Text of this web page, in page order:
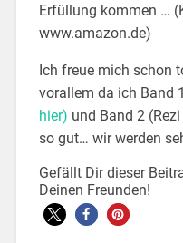
Erfüllung kommen …
www.amazon.de)
Ich freue mich schon
vorallem da ich Band
hier) und Band 2
so gut… wir werden
Gefällt Dir dieser
Deinen Freunden!